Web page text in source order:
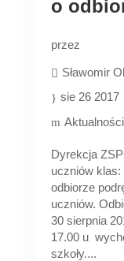
o
przez
Sławomir
sie 26 2017
Aktualności
Dyrekcja
uczniów klas:
odbiorze
uczniów.
30 sierpnia
17.00 u
szkoły....